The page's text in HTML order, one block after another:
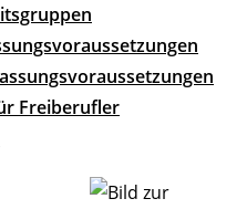
Freiberufler